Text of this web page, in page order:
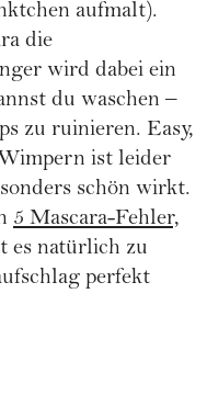
aufmalt).
die
wird dabei ein
du waschen –
zu ruinieren. Easy,
ist leider
schön wirkt.
5 Mascara-Fehler,
es natürlich zu
perfekt